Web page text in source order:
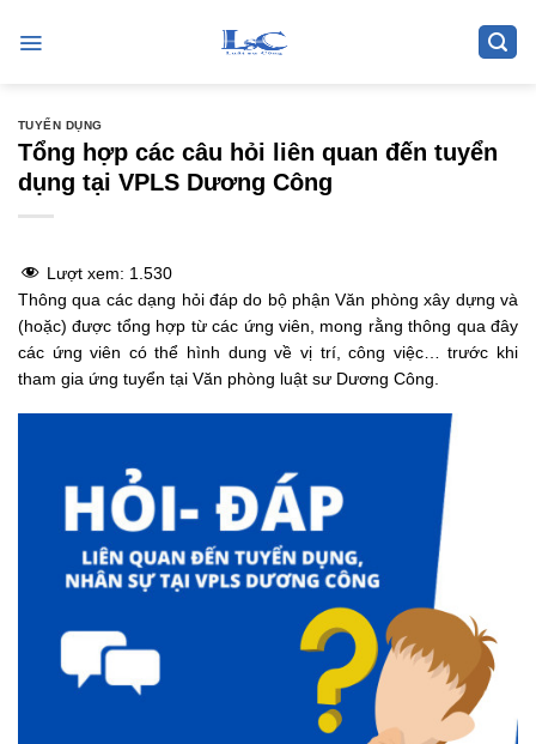
TUYỂN DỤNG
Tổng hợp các câu hỏi liên quan đến tuyển
dụng tại VPLS Dương Công
Lượt xem: 1.530
Thông qua các dạng hỏi đáp do bộ phận Văn phòng xây dựng và
(hoặc) được tổng hợp từ các ứng viên, mong rằng thông qua đây
các ứng viên có thể hình dung về vị trí, công việc… trước khi
tham gia ứng tuyển tại Văn phòng luật sư Dương Công.